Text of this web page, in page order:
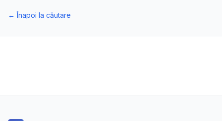
←Înapoi la căutare